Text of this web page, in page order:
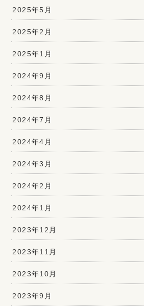
2025年5月
2025年2月
2025年1月
2024年9月
2024年8月
2024年7月
2024年4月
2024年3月
2024年2月
2024年1月
2023年12月
2023年11月
2023年10月
2023年9月